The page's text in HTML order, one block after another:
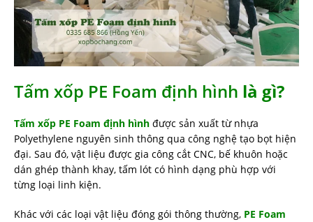
Tấm xốp PE Foam định hình là gì?
Tấm xốp PE Foam định hình được sản xuất từ nhựa
Polyethylene nguyên sinh thông qua công nghệ tạo bọt hiện
đại. Sau đó, vật liệu được gia công cắt CNC, bế khuôn hoặc
dán ghép thành khay, tấm lót có hình dạng phù hợp với
từng loại linh kiện.
Khác với các loại vật liệu đóng gói thông thường, PE Foam